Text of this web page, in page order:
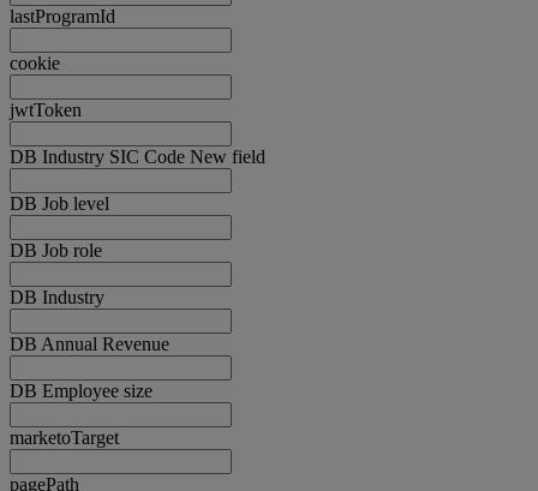
lastProgramId
cookie
jwtToken
DB Industry SIC Code New field
DB Job level
DB Job role
DB Industry
DB Annual Revenue
DB Employee size
marketoTarget
pagePath